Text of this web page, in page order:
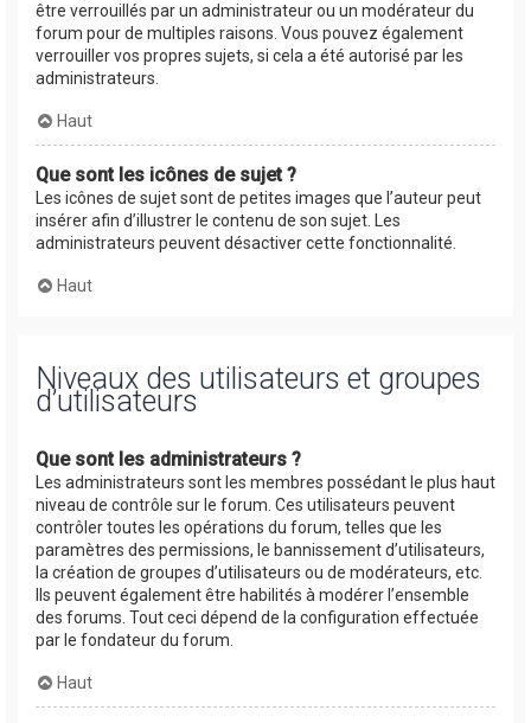
être verrouillés par un administrateur ou un modérateur du
forum pour de multiples raisons. Vous pouvez également
verrouiller vos propres sujets, si cela a été autorisé par les
administrateurs.
Haut
Que sont les icônes de sujet ?
Les icônes de sujet sont de petites images que l’auteur peut
insérer afin d’illustrer le contenu de son sujet. Les
administrateurs peuvent désactiver cette fonctionnalité.
Haut
Niveaux des utilisateurs et groupes
d’utilisateurs
Que sont les administrateurs ?
Les administrateurs sont les membres possédant le plus haut
niveau de contrôle sur le forum. Ces utilisateurs peuvent
contrôler toutes les opérations du forum, telles que les
paramètres des permissions, le bannissement d’utilisateurs,
la création de groupes d’utilisateurs ou de modérateurs, etc.
Ils peuvent également être habilités à modérer l’ensemble
des forums. Tout ceci dépend de la configuration effectuée
par le fondateur du forum.
Haut